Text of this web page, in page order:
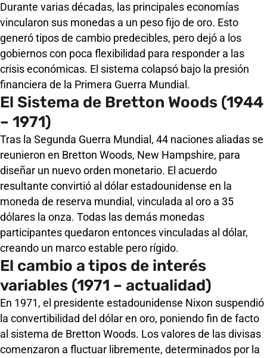
Durante varias décadas, las principales economías
vincularon sus monedas a un peso fijo de oro. Esto
generó tipos de cambio predecibles, pero dejó a los
gobiernos con poca flexibilidad para responder a las
crisis económicas. El sistema colapsó bajo la presión
financiera de la Primera Guerra Mundial.
El Sistema de Bretton Woods (1944
– 1971)
Tras la Segunda Guerra Mundial, 44 naciones aliadas se
reunieron en Bretton Woods, New Hampshire, para
diseñar un nuevo orden monetario. El acuerdo
resultante convirtió al dólar estadounidense en la
moneda de reserva mundial, vinculada al oro a 35
dólares la onza. Todas las demás monedas
participantes quedaron entonces vinculadas al dólar,
creando un marco estable pero rígido.
El cambio a tipos de interés
variables (1971 – actualidad)
En 1971, el presidente estadounidense Nixon suspendió
la convertibilidad del dólar en oro, poniendo fin de facto
al sistema de Bretton Woods. Los valores de las divisas
comenzaron a fluctuar libremente, determinados por la